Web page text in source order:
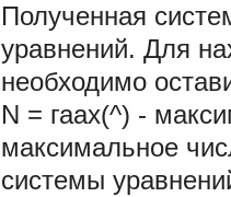
Полученная
уравнений. Для
необходимо
N = гаах(^) -
максимальное
системы